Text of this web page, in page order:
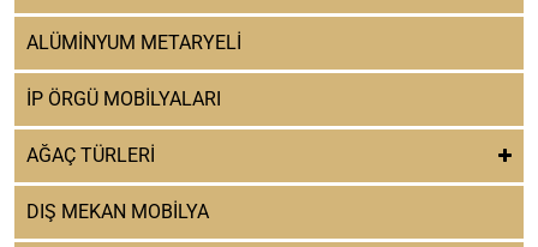
ALÜMİNYUM METARYELİ
İP ÖRGÜ MOBİLYALARI
AĞAÇ TÜRLERİ
DIŞ MEKAN MOBİLYA